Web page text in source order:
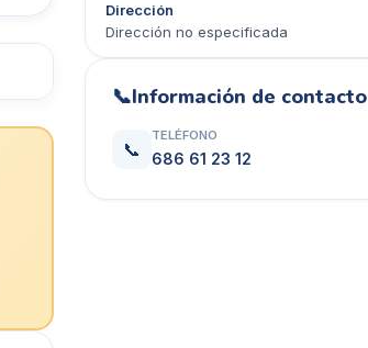
Dirección
Dirección no especificada
📞Información de contacto
📞
TELÉFONO
686 61 23 12